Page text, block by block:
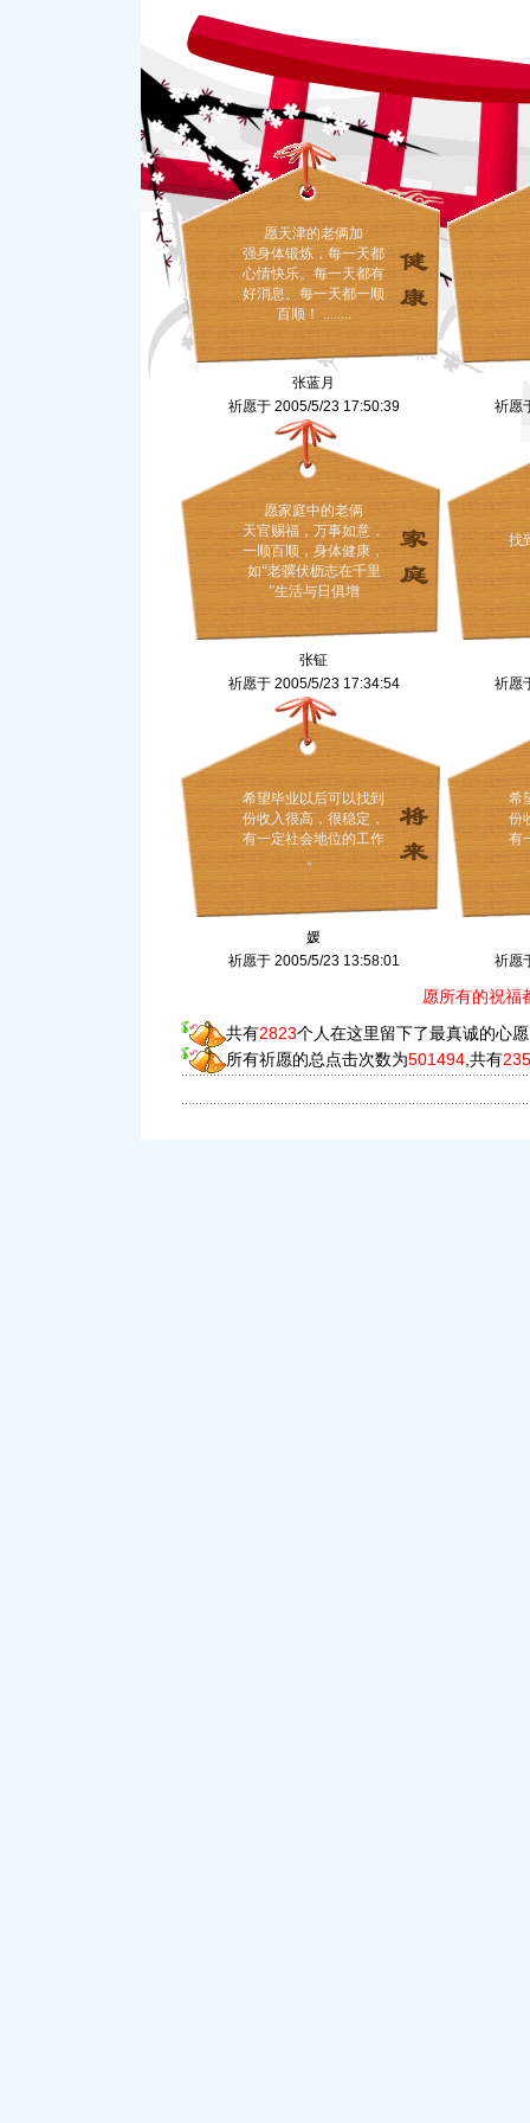
愿天津的老俩加
强身体锻炼，每一天都
心情快乐。每一天都有
好消息。每一天都一顺
百顺！ ........
张蓝月
祈愿于 2005/5/23 17:50:39
祈愿
愿家庭中的老俩
天官赐福，万事如意，
一顺百顺，身体健康，
如“老骥伏枥志在千里
”生活与日俱增
张钲
祈愿于 2005/5/23 17:34:54
找
祈愿
希望毕业以后可以找到
份收入很高，很稳定，
有一定社会地位的工作
。
媛
祈愿于 2005/5/23 13:58:01
希
份
有
祈愿
愿所有的祝福
共有2823个人在这里留下了最真诚的心愿
所有祈愿的总点击次数为501494,共有235